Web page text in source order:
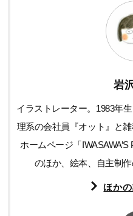
岩
イラストレーター。1983年
理系の会社員『オット』と
ホームページ「
のほか、絵本、自主制
ほか